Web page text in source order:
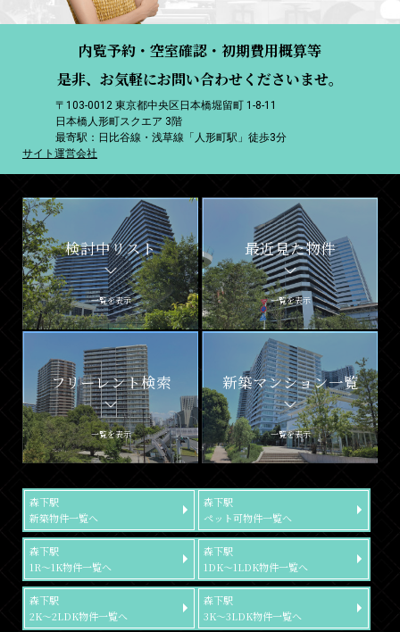
内覧予約・空室確認・初期費用概算等
是非、お気軽にお問い合わせくださいませ。
〒103-0012 東京都中央区日本橋堀留町 1-8-11
日本橋人形町スクエア 3階
最寄駅：日比谷線・浅草線「人形町駅」徒歩3分
サイト運営会社
検討中リスト
一覧を表示
最近見た物件
一覧を表示
フリーレント検索
一覧を表示
新築マンション一覧
一覧を表示
森下駅
新築物件一覧へ
森下駅
ペット可物件一覧へ
森下駅
1R～1K物件一覧へ
森下駅
1DK～1LDK物件一覧へ
森下駅
2K～2LDK物件一覧へ
森下駅
3K～3LDK物件一覧へ